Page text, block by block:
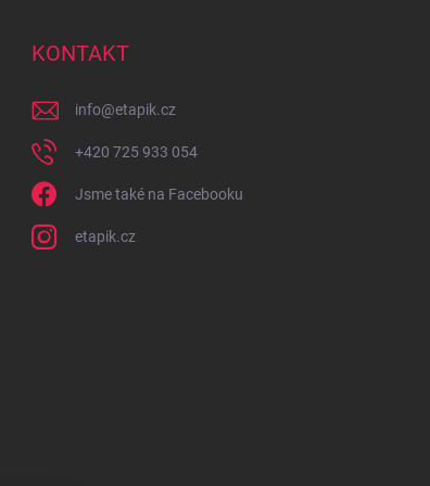
KONTAKT
info@etapik.cz
+420 725 933 054
Jsme také na Facebooku
etapik.cz